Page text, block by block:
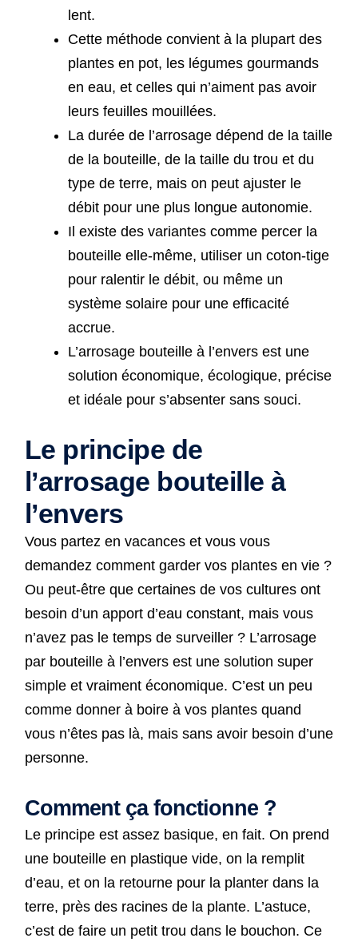
lent.
Cette méthode convient à la plupart des
plantes en pot, les légumes gourmands
en eau, et celles qui n’aiment pas avoir
leurs feuilles mouillées.
La durée de l’arrosage dépend de la taille
de la bouteille, de la taille du trou et du
type de terre, mais on peut ajuster le
débit pour une plus longue autonomie.
Il existe des variantes comme percer la
bouteille elle-même, utiliser un coton-tige
pour ralentir le débit, ou même un
système solaire pour une efficacité
accrue.
L’arrosage bouteille à l’envers est une
solution économique, écologique, précise
et idéale pour s’absenter sans souci.
Le principe de
l’arrosage bouteille à
l’envers
Vous partez en vacances et vous vous
demandez comment garder vos plantes en vie ?
Ou peut-être que certaines de vos cultures ont
besoin d’un apport d’eau constant, mais vous
n’avez pas le temps de surveiller ? L’arrosage
par bouteille à l’envers est une solution super
simple et vraiment économique. C’est un peu
comme donner à boire à vos plantes quand
vous n’êtes pas là, mais sans avoir besoin d’une
personne.
Comment ça fonctionne ?
Le principe est assez basique, en fait. On prend
une bouteille en plastique vide, on la remplit
d’eau, et on la retourne pour la planter dans la
terre, près des racines de la plante. L’astuce,
c’est de faire un petit trou dans le bouchon. Ce